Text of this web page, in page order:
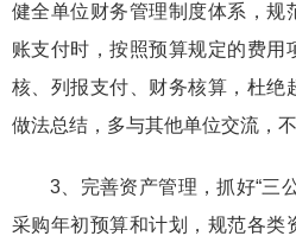
健全单位财务管理制度体系，规
账支付时，按照预算规定的费用
核、列报支付、财务核算，杜绝
做法总结，多与其他单位交流，
3、完善资产管理，抓好“三
采购年初预算和计划，规范各类